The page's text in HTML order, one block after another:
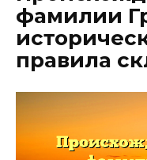
фамилии
правила